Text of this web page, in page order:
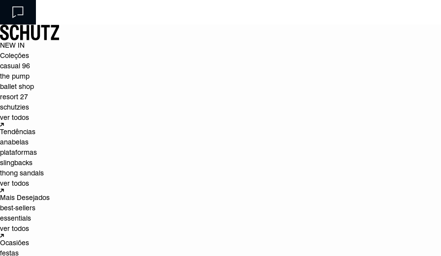
NEW IN
Coleções
casual 96
the pump
ballet shop
resort 27
schutzies
ver todos
Tendências
anabelas
plataformas
slingbacks
thong sandals
ver todos
Mais Desejados
best-sellers
essentials
ver todos
Ocasiões
festas